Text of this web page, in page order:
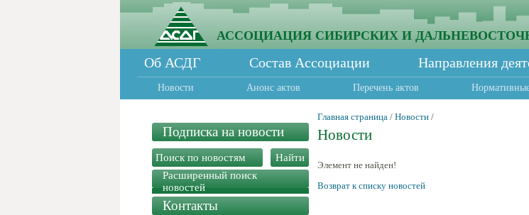
АССОЦИАЦИЯ СИБИРСКИХ И
Об АСДГ Состав Ассоциации Направления
Новости Анонс актов Перечень актов
Подписка на новости
Расширенный поиск
новостей
Контакты
Главная страница / Новости /
Новости
Элемент не найден!
Возврат к списку новостей